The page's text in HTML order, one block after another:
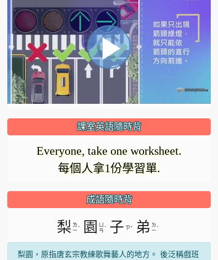
視
頻
正
載
入。
播
放
影
片
課室英語隨時背
Everyone, take one worksheet.
每個人拿1份學習單.
成語隨時背
梨 ㄌ
ㄧ ˊ 園
ㄢ ˊ 子 ㄗˇ 弟 ㄉ
ㄧ ˋ
梨園，原指唐玄宗教練歌舞藝人的地方。 後泛稱戲班